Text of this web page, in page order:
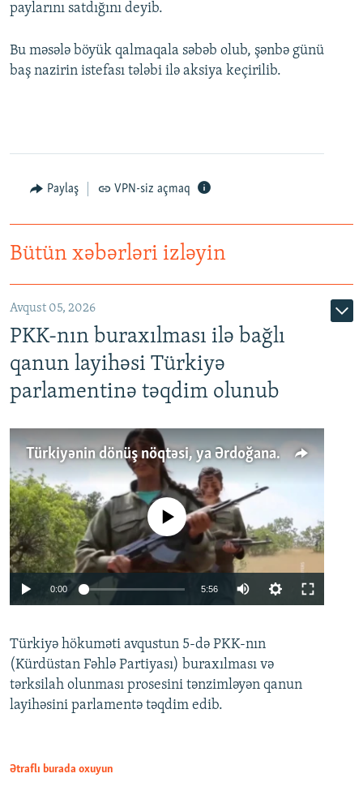
paylarını satdığını deyib.
Bu məsələ böyük qalmaqala səbəb olub, şənbə günü
baş nazirin istefası tələbi ilə aksiya keçirilib.
Paylaş VPN-siz açmaq
Bütün xəbərləri izləyin
Avqust 05, 2026
PKK-nın buraxılması ilə bağlı
qanun layihəsi Türkiyə
parlamentinə təqdim olunub
Türkiyənin dönüş nöqtəsi, ya Ərdoğana üçüncü şans: PKK ilə qəfil barışıq nə deməkdir?
Auto 240p 360p 480p
720p 1080p
No media source currently available
0:00 5:56
360p
480p
Türkiyə hökuməti avqustun 5-də PKK-nın
(Kürdüstan Fəhlə Partiyası) buraxılması və
tərksilah olunması prosesini tənzimləyən qanun
layihəsini parlamentə təqdim edib.
Ətraflı burada oxuyun